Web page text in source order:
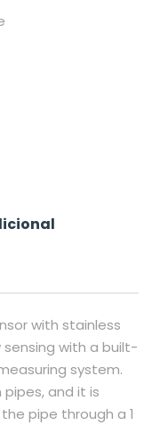
with stainless
with a built-
system.
pipes, and it is
pipe through a 1